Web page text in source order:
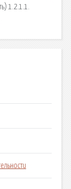
1.2.1.1.